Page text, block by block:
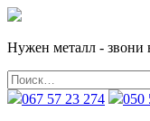
Нужен металл - звони
067 57 23 274 050